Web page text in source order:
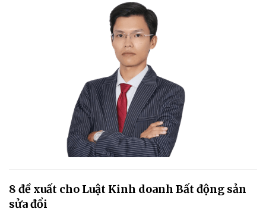
8 đề xuất cho Luật Kinh doanh Bất động sản
sửa đổi